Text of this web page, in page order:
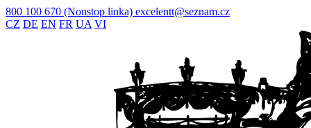
800 100 670 (Nonstop linka) excelentt@seznam.cz
CZ DE EN FR UA VI